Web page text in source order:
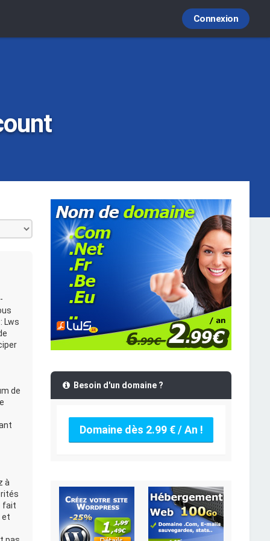
Connexion
Lws
de
à
fait
et
Besoin d'un domaine ?
Domaine dès 2.99 € / An !